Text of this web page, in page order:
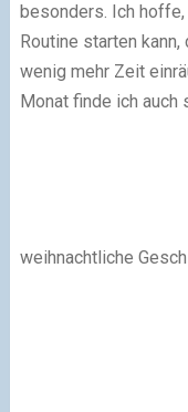
besonders. Ich
Routine starten
wenig mehr Zeit
Monat finde ich
weihnachtliche